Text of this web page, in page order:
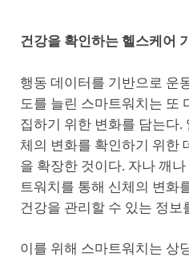
건강을 확인하는 헬스케어
행동 데이터를 기반으로 운
도를 늘린 스마트워치는 또
집하기 위한 변화를 담는다.
체의 변화를 확인하기 위한
을 확장한 것이다. 자나 깨
트워치를 통해 신체의 변화
건강을 관리할 수 있는 정보
이를 위해 스마트워치는 상